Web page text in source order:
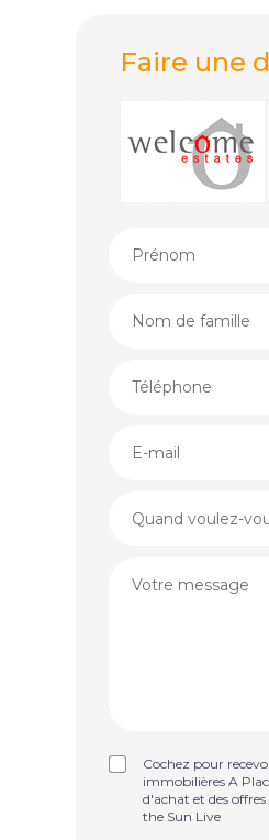
Faire une
Cochez pour
immobilières A
d'achat et des
the Sun Live